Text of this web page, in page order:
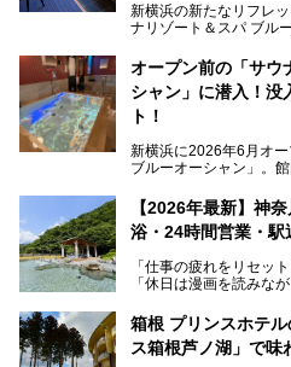
新横浜の新たなリフレ
ナリゾート＆スパ ブル
す。サウナや水風呂の
ペースの過ごしやすさ
常の疲れをリセットし
は必見です。
オープン前の「サウ
シャン」に潜入！没
ト！
新横浜に2026年6月オ
ブルーオーシャン」。
的な“没入感（イマー
今回は、そんな大注目
を見学させていただき
サウナ室の中に咲き誇
リのビーチを思わせる
内の様子をレポートし
【2026年最新】神
浴・24時間営業・
「仕事の疲れをリセッ
「休日は漫画を読みな
たい」
そんな「癒やされたい
箱根 プリンスホテ
ス箱根芦ノ湖」で味